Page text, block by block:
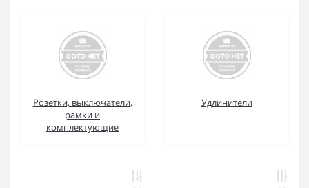
Розетки, выключатели,
рамки и
комплектующие
Удлинители